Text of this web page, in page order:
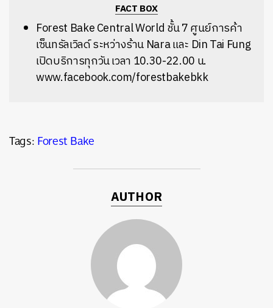
FACT BOX
Forest Bake Central World ชั้น7ศูนย์การค้า
เซ็นทรัลเวิลด์ระหว่างร้าน Naraและ Din Tai Fung
เปิดบริการทุกวันเวลา 10.30-22.00 น.
www.facebook.com/forestbakebkk
Tags:Forest Bake
AUTHOR